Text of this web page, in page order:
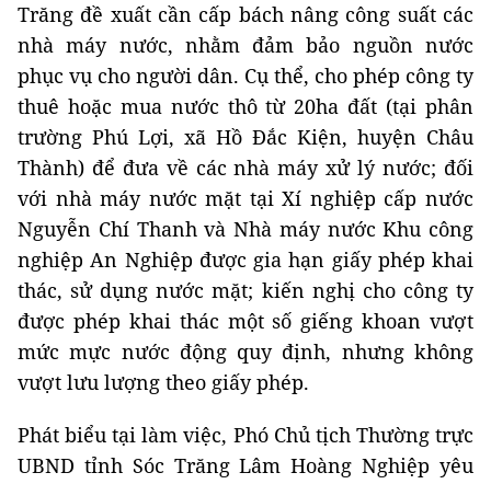
Trăng đề xuất cần cấp bách nâng công suất các
nhà máy nước, nhằm đảm bảo nguồn nước
phục vụ cho người dân. Cụ thể, cho phép công ty
thuê hoặc mua nước thô từ 20ha đất (tại phân
trường Phú Lợi, xã Hồ Đắc Kiện, huyện Châu
Thành) để đưa về các nhà máy xử lý nước; đối
với nhà máy nước mặt tại Xí nghiệp cấp nước
Nguyễn Chí Thanh và Nhà máy nước Khu công
nghiệp An Nghiệp được gia hạn giấy phép khai
thác, sử dụng nước mặt; kiến nghị cho công ty
được phép khai thác một số giếng khoan vượt
mức mực nước động quy định, nhưng không
vượt lưu lượng theo giấy phép.
Phát biểu tại làm việc, Phó Chủ tịch Thường trực
UBND tỉnh Sóc Trăng Lâm Hoàng Nghiệp yêu